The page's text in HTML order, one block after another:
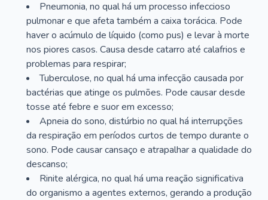
Pneumonia, no qual há um processo infeccioso
pulmonar e que afeta também a caixa torácica. Pode
haver o acúmulo de líquido (como pus) e levar à morte
nos piores casos. Causa desde catarro até calafrios e
problemas para respirar;
Tuberculose, no qual há uma infecção causada por
bactérias que atinge os pulmões. Pode causar desde
tosse até febre e suor em excesso;
Apneia do sono, distúrbio no qual há interrupções
da respiração em períodos curtos de tempo durante o
sono. Pode causar cansaço e atrapalhar a qualidade do
descanso;
Rinite alérgica, no qual há uma reação significativa
do organismo a agentes externos, gerando a produção